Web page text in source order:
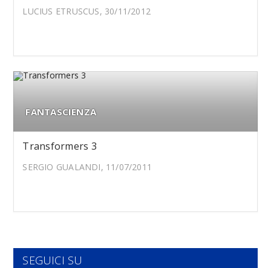
LUCIUS ETRUSCUS, 30/11/2012
FANTASCIENZA
Transformers 3
SERGIO GUALANDI, 11/07/2011
SEGUICI SU